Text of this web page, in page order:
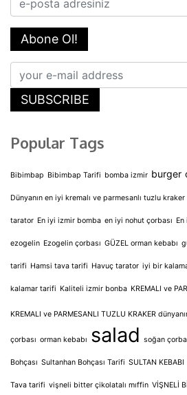
Abone Ol!
SUBSCRIBE
Popular Tags
Bibimbap Bibimbap Tarifi bomba izmir burger
Dünyanın en iyi kremalı ve parmesanlı tuzlu kraker
tarator En iyi izmir bomba en iyi nohut çorbası
ezogelin Ezogelin çorbası GÜZEL orman kebabı
tarifi Hamsi tava tarifi Havuç tarator iyi bir
kalamar tarifi Kaliteli izmir bonba KREMALI ve
KREMALI ve PARMESANLI TUZLU KRAKER
çorbası orman kebabı salad soğan
Bohçası Sultanhan Bohçası Tarifi SULTAN KEBABI
Tava tarifi vişneli bitter çikolatalı mıffin VİŞNELİ